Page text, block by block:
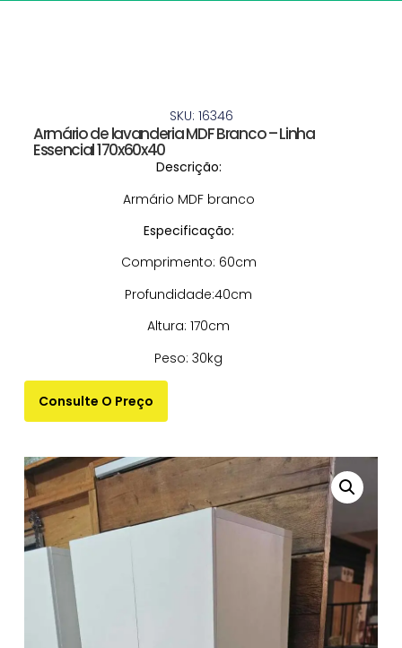
SKU: 16346
Armário de lavanderia MDF Branco – Linha
Essencial 170x60x40
Descrição:
Armário MDF branco
Especificação:
Comprimento: 60cm
Profundidade:40cm
Altura: 170cm
Peso: 30kg
Consulte O Preço